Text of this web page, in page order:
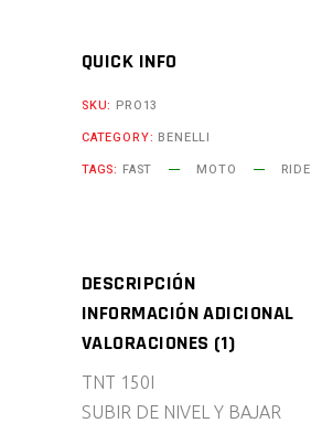
QUICK INFO
SKU: PRO13
CATEGORY: BENELLI
TAGS: FAST MOTO RIDE
DESCRIPCIÓN
INFORMACIÓN ADICIONAL
VALORACIONES (1)
TNT 150I
SUBIR DE NIVEL Y BAJAR